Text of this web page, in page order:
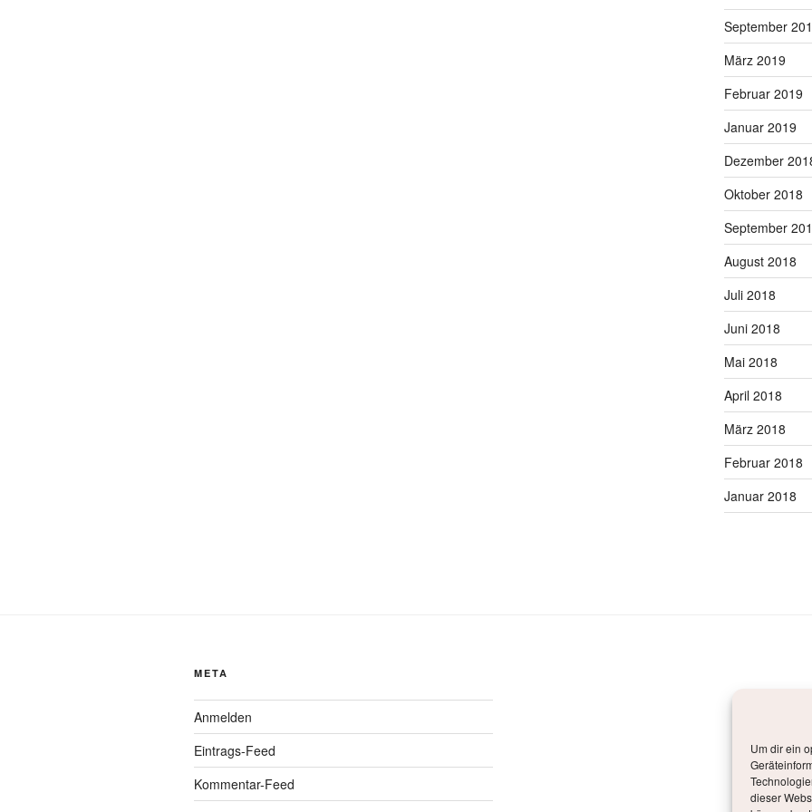
Um dir ein
dieser
September
März 2019
Februar 2019
Januar 2019
Dezember
Oktober 2018
September
August 2018
Juli 2018
Juni 2018
Mai 2018
April 2018
März 2018
Februar 2018
Januar 2018
META
Anmelden
Eintrags-Feed
Kommentar-Feed